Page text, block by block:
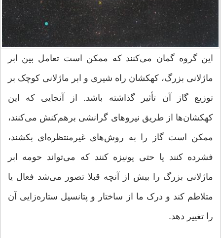
این گروه گمان می‌کنند که ممکن است تعامل بین ابر
ماژلانی بزرگ، کهکشان راه شیری و ابر ماژلانی کوچک بر
توزیع گاز آن تأثیر گذاشته باشد. از آنجایی که این
کهکشان‌ها از طریق نیروهای گرانشی برهم‌کنش می‌کنند،
ممکن است گاز را به روش‌های غیرمنتظره‌ای بکشند،
فشرده کنند یا حتی یونیزه کنند که می‌تواند حومه ابر
ماژلانی بزرگ را بیش از آنچه قبلا تصور می‌شد فعال یا
متلاطم کند و درک ما از ساختار و پتانسیل ستاره‌زایی آن
را تغییر دهد.